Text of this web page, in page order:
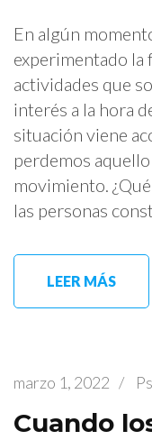
En algún
experimentado la
actividades que
interés a la hora
situación viene
perdemos
movimiento.
las personas
LEER MÁS
marzo 1, 2022 /
Cuando